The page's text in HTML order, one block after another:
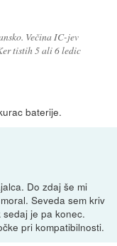
Večina IC-jev
tistih 5 ali 6 ledic
baterije.
Do zdaj še mi
Seveda sem kriv
je pa konec.
pri kompatibilnosti.